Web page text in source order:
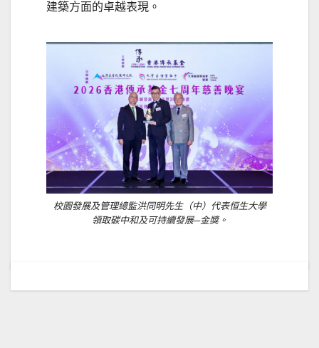
建築方面的卓越表現。
校園發展及管理總監洪同明先生（中）代表恒生大學
領取碳中和及可持續發展─金獎。